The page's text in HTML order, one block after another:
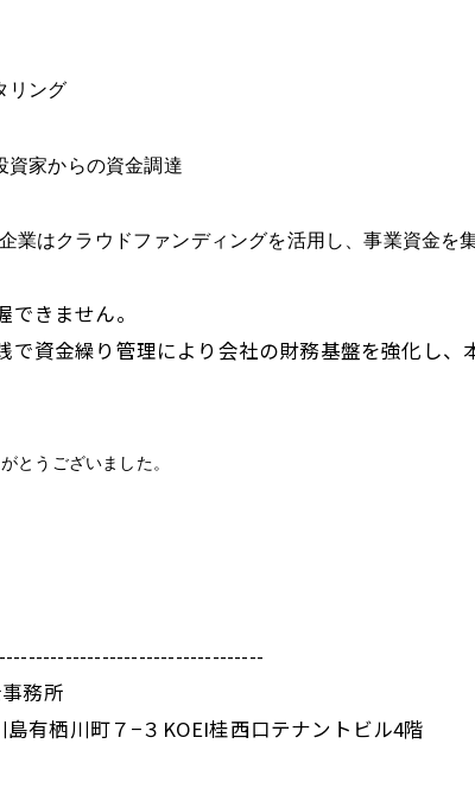
リング
資家からの資金調達
業はクラウドファンディングを活用し、事業資金を
きません。
で資金繰り管理により会社の財務基盤を強化し、
とうございました。
務所
有栖川町７−３KOEI桂西口テナントビル4階